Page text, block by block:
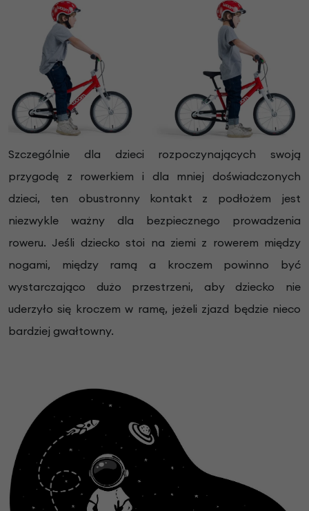
Szczególnie dla dzieci rozpoczynających swoją
przygodę z rowerkiem i dla mniej doświadczonych
dzieci, ten obustronny kontakt z podłożem jest
niezwykle ważny dla bezpiecznego prowadzenia
roweru. Jeśli dziecko stoi na ziemi z rowerem między
nogami, między ramą a kroczem powinno być
wystarczająco dużo przestrzeni, aby dziecko nie
uderzyło się kroczem w ramę, jeżeli zjazd będzie nieco
bardziej gwałtowny.